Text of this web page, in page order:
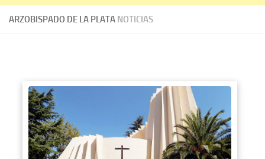
ARZOBISPADO DE LA PLATA NOTICIAS